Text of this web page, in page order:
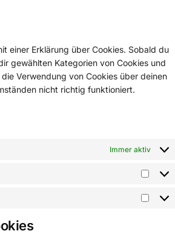
einer Erklärung über Cookies. Sobald du
gewählten Kategorien von Cookies und
Verwendung von Cookies über deinen
nicht richtig funktioniert.
Immer aktiv